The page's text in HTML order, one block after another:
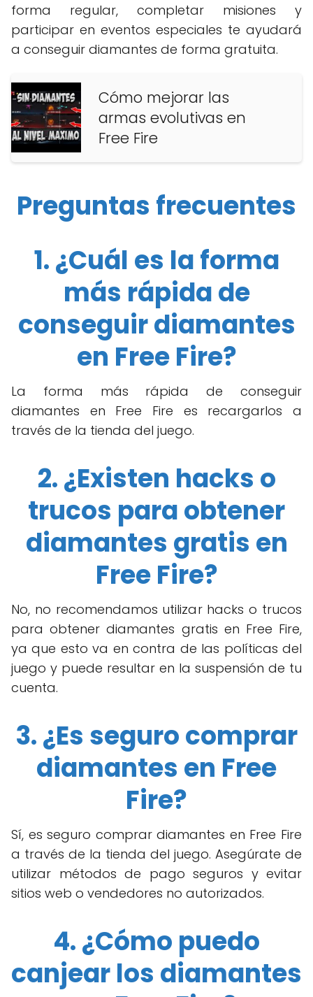
forma regular, completar misiones y
participar en eventos especiales te ayudará
a conseguir diamantes de forma gratuita.
Cómo mejorar las
armas evolutivas en
Free Fire
Preguntas frecuentes
1. ¿Cuál es la forma
más rápida de
conseguir diamantes
en Free Fire?
La forma más rápida de conseguir
diamantes en Free Fire es recargarlos a
través de la tienda del juego.
2. ¿Existen hacks o
trucos para obtener
diamantes gratis en
Free Fire?
No, no recomendamos utilizar hacks o trucos
para obtener diamantes gratis en Free Fire,
ya que esto va en contra de las políticas del
juego y puede resultar en la suspensión de tu
cuenta.
3. ¿Es seguro comprar
diamantes en Free
Fire?
Sí, es seguro comprar diamantes en Free Fire
a través de la tienda del juego. Asegúrate de
utilizar métodos de pago seguros y evitar
sitios web o vendedores no autorizados.
4. ¿Cómo puedo
canjear los diamantes